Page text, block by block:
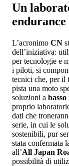
Un
L’acronimo CN
dell’iniziativa:
per tecnologie e
i piloti, si
tecnici che, per il
pista una moto
soluzioni a
proprio
dati che
serie, in cui le
sostenibili, pur
stata confermata
all’All Japan
possibilità di